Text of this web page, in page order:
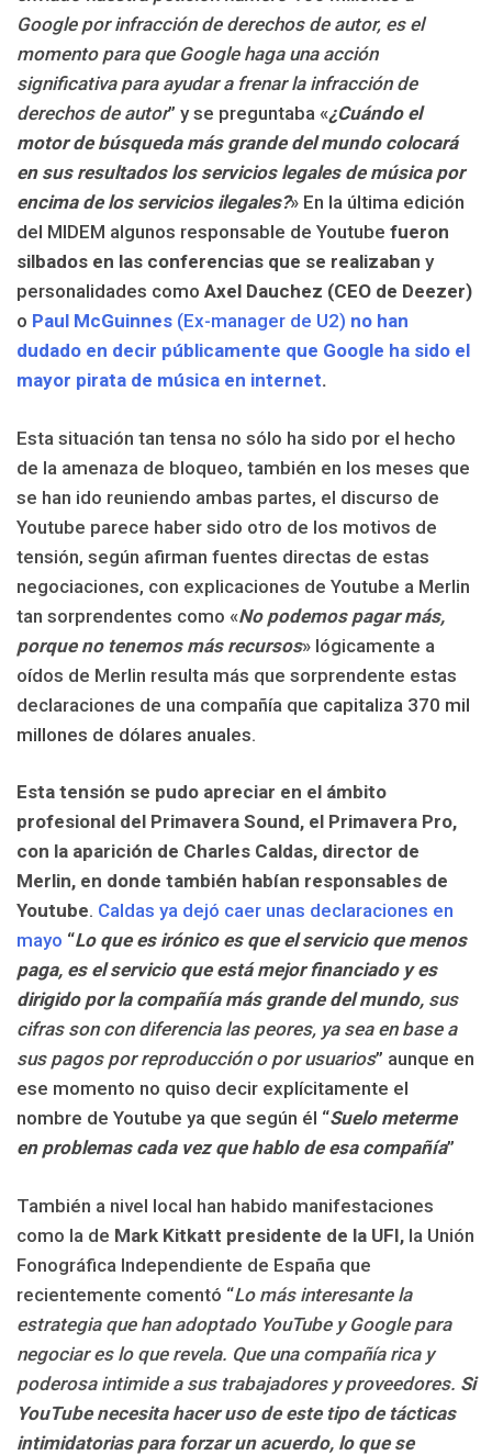
Google por infracción de derechos de autor, es el
momento para que Google haga una acción
significativa para ayudar a frenar la infracción de
derechos de autor” y se preguntaba «¿Cuándo el
motor de búsqueda más grande del mundo colocará
en sus resultados los servicios legales de música por
encima de los servicios ilegales?» En la última edición
del MIDEM algunos responsable de Youtube fueron
silbados en las conferencias que se realizaban y
personalidades como Axel Dauchez (CEO de Deezer)
o Paul McGuinnes (Ex-manager de U2) no han
dudado en decir públicamente que Google ha sido el
mayor pirata de música en internet.
Esta situación tan tensa no sólo ha sido por el hecho
de la amenaza de bloqueo, también en los meses que
se han ido reuniendo ambas partes, el discurso de
Youtube parece haber sido otro de los motivos de
tensión, según afirman fuentes directas de estas
negociaciones, con explicaciones de Youtube a Merlin
tan sorprendentes como «No podemos pagar más,
porque no tenemos más recursos» lógicamente a
oídos de Merlin resulta más que sorprendente estas
declaraciones de una compañía que capitaliza 370 mil
millones de dólares anuales.
Esta tensión se pudo apreciar en el ámbito
profesional del Primavera Sound, el Primavera Pro,
con la aparición de Charles Caldas, director de
Merlin, en donde también habían responsables de
Youtube. Caldas ya dejó caer unas declaraciones en
mayo “Lo que es irónico es que el servicio que menos
paga, es el servicio que está mejor financiado y es
dirigido por la compañía más grande del mundo, sus
cifras son con diferencia las peores, ya sea en base a
sus pagos por reproducción o por usuarios” aunque en
ese momento no quiso decir explícitamente el
nombre de Youtube ya que según él “Suelo meterme
en problemas cada vez que hablo de esa compañía”
También a nivel local han habido manifestaciones
como la de Mark Kitkatt presidente de la UFI, la Unión
Fonográfica Independiente de España que
recientemente comentó “Lo más interesante la
estrategia que han adoptado YouTube y Google para
negociar es lo que revela. Que una compañía rica y
poderosa intimide a sus trabajadores y proveedores. Si
YouTube necesita hacer uso de este tipo de tácticas
intimidatorias para forzar un acuerdo, lo que se